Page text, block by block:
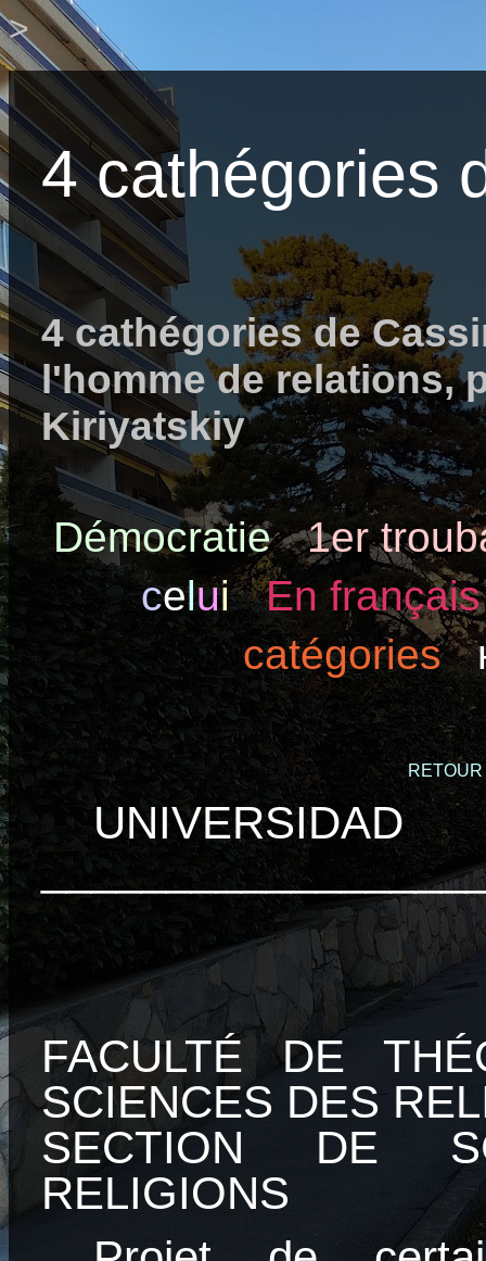
>
4 cathégories
4 cathégories de
l'homme de relations,
Kiriyatskiy
Démocratie
1er
celui
En français
catégories
RETOUR
FACULTÉ DE
SCIENCES DES
SECTION DE
RELIGIONS